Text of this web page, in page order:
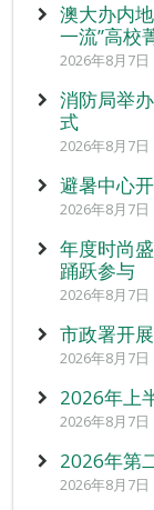
澳大办内
一流”高校
2026年8月7日
消防局举
式
2026年8月7日
避暑中心
2026年8月7日
年度时尚
踊跃参与
2026年8月7日
市政署开
2026年8月7日
2026年上
2026年8月7日
2026年第
2026年8月7日